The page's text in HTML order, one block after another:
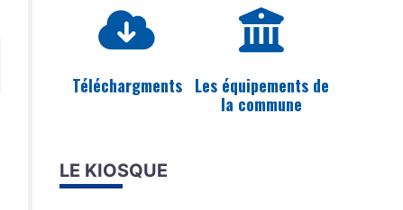
Téléchargments Les équipements de
la commune
LE KIOSQUE